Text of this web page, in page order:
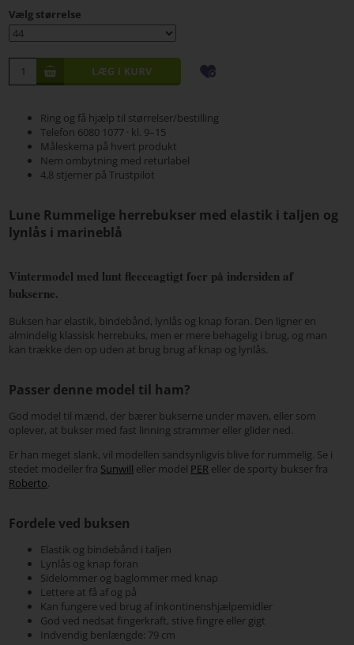
Vælg størrelse
Ring og få hjælp til størrelser/bestilling
Telefon 6080 1077 · kl. 9–15
Måleskema på hvert produkt
Nem ombytning med returlabel
4,8 stjerner på Trustpilot
Lune Rummelige herrebukser med elastik i taljen og
lynlås i marineblå
Vintermodel med lunt fleeceagtigt foer på indersiden af
bukserne.
Buksen har elastik, bindebånd, lynlås og knap foran. Den ligner en
almindelig klassisk herrebuks, men er mere behagelig i brug, og man
kan trække den op uden at brug brug af knap og lynlås.
Passer denne model til ham?
God model til mænd, der bærer bukserne under maven, eller som
oplever, at bukser med fast linning strammer eller glider ned.
Er han meget slank, vil modellen sandsynligvis blive for rummelig. Se i
stedet modeller fra Sunwill eller model PER eller de sporty bukser fra
Roberto.
Fordele ved buksen
Elastik og bindebånd i taljen
Lynlås og knap foran
Sidelommer og baglommer med knap
Lettere at få af og på
Kan fungere ved brug af inkontinenshjælpemidler
God ved nedsat fingerkraft, stive fingre eller gigt
Indvendig benlængde: 79 cm